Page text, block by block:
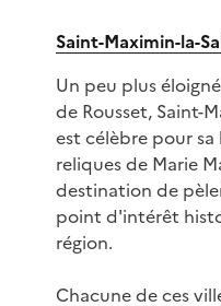
Saint-Maximin-la-
Un peu plus
de Rousset, Saint-
est célèbre pour
reliques de Marie
destination de
point d'intérêt
région.
Chacune de ces